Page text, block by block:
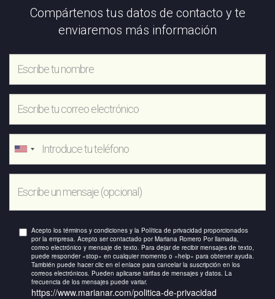
Compártenos tus datos de contacto y te
enviaremos más información
Acepto los términos y condiciones y la Política de privacidad proporcionados
por la empresa. Acepto ser contactado por Mariana Romero Por llamada,
correo electrónico y mensaje de texto. Para dejar de recibir mensajes de texto,
puede responder «stop» en cualquier momento o «help» para obtener ayuda.
También puede hacer clic en el enlace para cancelar la suscripción en los
correos electrónicos. Pueden aplicarse tarifas de mensajes y datos. La
frecuencia de los mensajes puede variar.
https://www.marianar.com/politica-de-privacidad